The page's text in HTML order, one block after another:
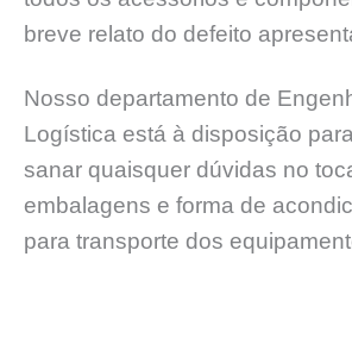
breve relato do defeito
Nosso departamento de
Logística está à disposição
sanar quaisquer dúvidas no
embalagens e forma de
para transporte dos